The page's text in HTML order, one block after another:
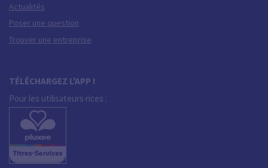
Actualités
Poser une question
Trouver une entreprise
TÉLÉCHARGEZ L'APP !
Pour les utilisateurs·rices :